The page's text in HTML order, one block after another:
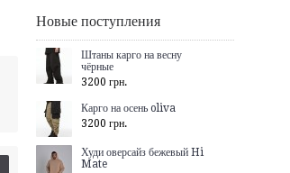
Новые поступления
Штаны карго на весну
чёрные
3200 грн.
Карго на осень oliva
3200 грн.
Худи оверсайз бежевый Hi
Mate